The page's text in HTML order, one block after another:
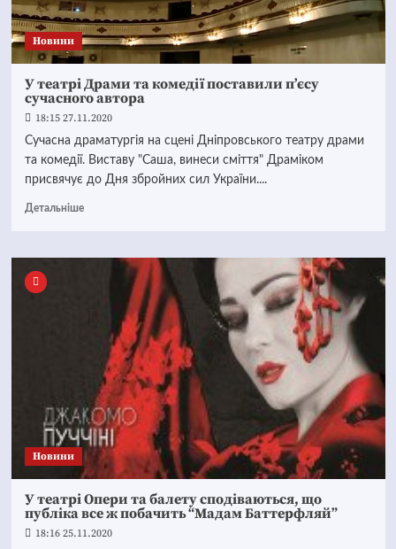
Новини
У театрі Драми та комедії поставили п’єсу
сучасного автора
18:15 27.11.2020
Сучасна драматургія на сцені Дніпровського театру драми
та комедії. Виставу "Саша, винеси сміття" Драміком
присвячує до Дня збройних сил України....
Детальніше
Новини
У театрі Опери та балету сподіваються, що
публіка все ж побачить “Мадам Баттерфляй”
18:16 25.11.2020